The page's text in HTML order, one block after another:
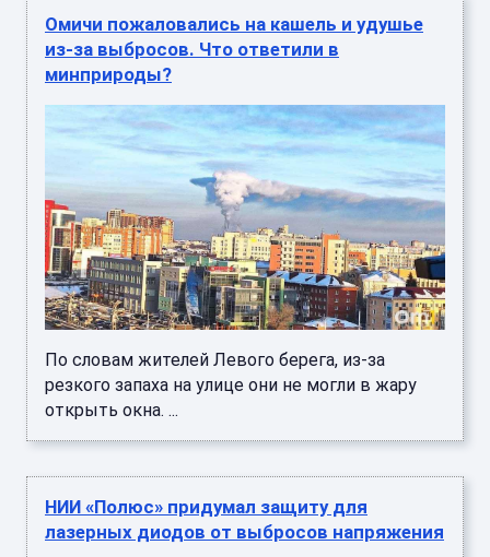
Омичи пожаловались на кашель и удушье
из-за выбросов. Что ответили в
минприроды?
По словам жителей Левого берега, из-за
резкого запаха на улице они не могли в жару
открыть окна. ...
НИИ «Полюс» придумал защиту для
лазерных диодов от выбросов напряжения